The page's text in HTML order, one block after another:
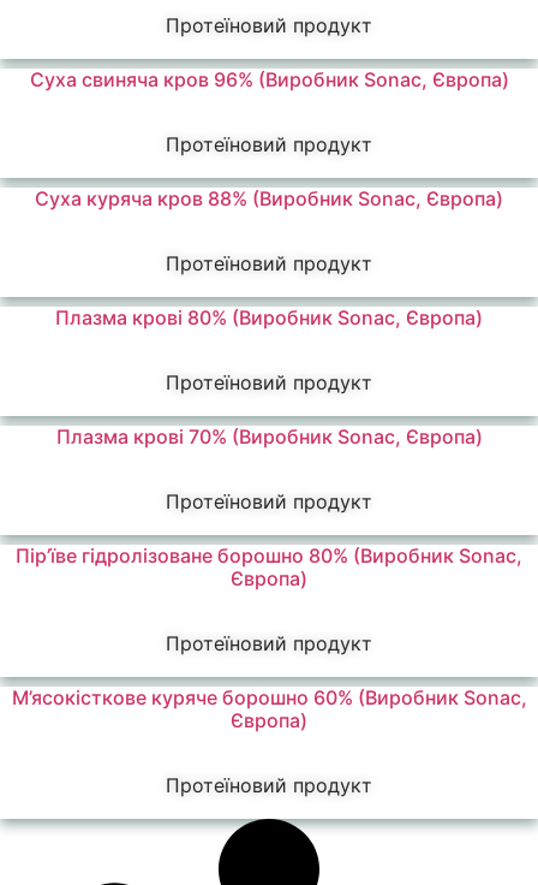
Протеїновий продукт
Суха свиняча кров 96% (Виробник Sonac, Європа)
Протеїновий продукт
Суха куряча кров 88% (Виробник Sonac, Європа)
Протеїновий продукт
Плазма крові 80% (Виробник Sonac, Європа)
Протеїновий продукт
Плазма крові 70% (Виробник Sonac, Європа)
Протеїновий продукт
Пір’їве гідролізоване борошно 80% (Виробник Sonac,
Європа)
Протеїновий продукт
М’ясокісткове куряче борошно 60% (Виробник Sonac,
Європа)
Протеїновий продукт